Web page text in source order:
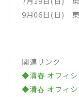
9月06日(日) 東
関連リンク
◆清春 オフィシ
◆清春 オフィシ